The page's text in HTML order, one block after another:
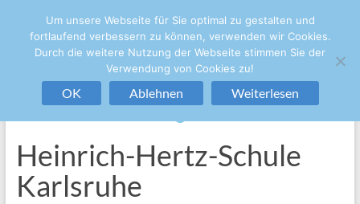
+49 721/133-4848 sekretariat@hhs.karlsruhe.de
Heinrich-Hertz-Schule
Karlsruhe
Um unsere Webseite für Sie optimal zu gestalten und
fortlaufend verbessern zu können, verwenden wir Cookies.
Durch die weitere Nutzung der Webseite stimmen Sie der
Verwendung von Cookies zu!
OK Ablehnen Weiterlesen